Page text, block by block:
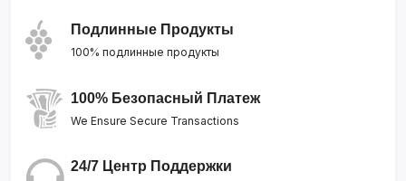
Подлинные Продукты
100% подлинные продукты
100% Безопасный Платеж
We Ensure Secure Transactions
24/7 Центр Поддержки